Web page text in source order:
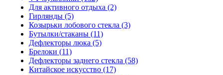
Для активного отдыха (2)
Гирлянды (5)
Козырьки лобового стекла (3)
Бутылки/стаканы (11)
Дефлекторы люка (5)
Брелоки (11)
Дефлекторы заднего стекла (58)
Китайское искусство (17)